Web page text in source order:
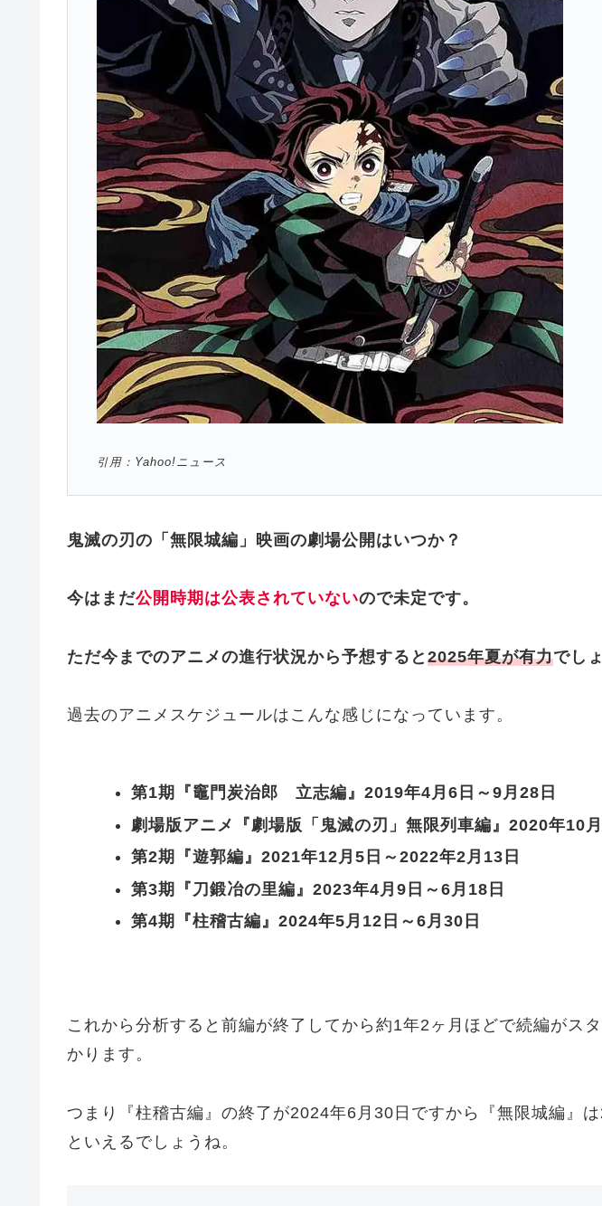
引用：Yahoo!ニュース
鬼滅の刃の「無限城編」映画の劇場公開はいつか？
今はまだ公開時期は公表されていないので未定です。
ただ今までのアニメの進行状況から予想すると 2025年夏が有力でし
過去のアニメスケジュールはこんな感じになっています。
第1期『竈門炭治郎 立志編』2019年4月6日～9月28日
劇場版アニメ『劇場版「鬼滅の刃」無限列車編』2020年10
第2期『遊郭編』2021年12月5日～2022年2月13日
第3期『刀鍛冶の里編』2023年4月9日～6月18日
第4期『柱稽古編』2024年5月12日～6月30日
これから分析すると前編が終了してから約1年2ヶ月ほどで続編がス
かります。
つまり『柱稽古編』の終了が2024年6月30日ですから『無限城編』
といえるでしょうね。